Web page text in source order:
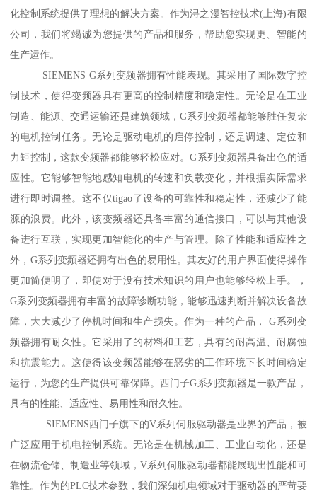
化控制系统提供了理想的解决方案。作为浔之漫智控技术(上海)有限
公司，我们将竭诚为您提供的产品和服务，帮助您实现更、智能的
生产运作。
SIEMENS G系列变频器拥有性能表现。其采用了国际数字控
制技术，使得变频器具有更高的控制精度和稳定性。无论是在工业
制造、能源、交通运输还是建筑领域，G系列变频器都能够胜任复杂
的电机控制任务。无论是驱动电机的启停控制，还是调速、定位和
力矩控制，这款变频器都能够轻松应对。G系列变频器具备出色的适
应性。它能够智能地感知电机的转速和负载变化，并根据实际需求
进行即时调整。这不仅tigao了设备的可靠性和稳定性，还减少了能
源的浪费。此外，该变频器还具备丰富的通信接口，可以与其他设
备进行互联，实现更加智能化的生产与管理。除了性能和适应性之
外，G系列变频器还拥有出色的易用性。其友好的用户界面使得操作
更加简便明了，即使对于没有技术知识的用户也能够轻松上手。，
G系列变频器拥有丰富的故障诊断功能，能够迅速判断并解决设备故
障，大大减少了停机时间和生产损失。作为一种的产品， G系列变
频器拥有耐久性。它采用了的材料和工艺，具有的耐高温、耐腐蚀
和抗震能力。这使得该变频器能够在恶劣的工作环境下长时间稳定
运行，为您的生产提供可靠保障。西门子G系列变频器是一款产品，
具有的性能、适应性、易用性和耐久性。
SIEMENS西门子旗下的V系列伺服驱动器是业界的产品，被
广泛应用于机电控制系统。无论是在机械加工、工业自动化，还是
在物流仓储、制造业等领域，V系列伺服驱动器都能展现出性能和可
靠性。作为的PLC技术参数，我们深知机电领域对于驱动器的严苛要